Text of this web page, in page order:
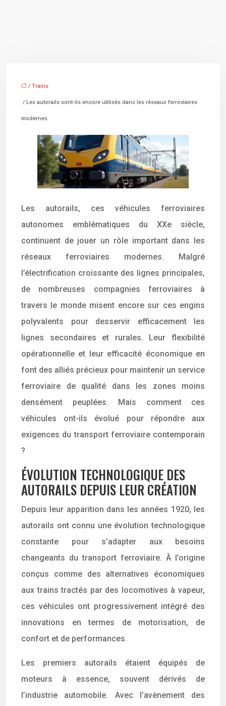
/ Trains
/ Les autorails sont-ils encore utilisés dans les réseaux ferroviaires
modernes
Les autorails, ces véhicules ferroviaires
autonomes emblématiques du XXe siècle,
continuent de jouer un rôle important dans les
réseaux ferroviaires modernes. Malgré
l’électrification croissante des lignes principales,
de nombreuses compagnies ferroviaires à
travers le monde misent encore sur ces engins
polyvalents pour desservir efficacement les
lignes secondaires et rurales. Leur flexibilité
opérationnelle et leur efficacité économique en
font des alliés précieux pour maintenir un service
ferroviaire de qualité dans les zones moins
densément peuplées. Mais comment ces
véhicules ont-ils évolué pour répondre aux
exigences du transport ferroviaire contemporain
?
ÉVOLUTION TECHNOLOGIQUE DES
AUTORAILS DEPUIS LEUR CRÉATION
Depuis leur apparition dans les années 1920, les
autorails ont connu une évolution technologique
constante pour s’adapter aux besoins
changeants du transport ferroviaire. À l’origine
conçus comme des alternatives économiques
aux trains tractés par des locomotives à vapeur,
ces véhicules ont progressivement intégré des
innovations en termes de motorisation, de
confort et de performances.
Les premiers autorails étaient équipés de
moteurs à essence, souvent dérivés de
l’industrie automobile. Avec l’avènement des